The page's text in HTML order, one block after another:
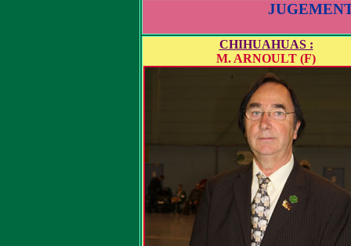
CHIHUAHUAS :
M. ARNOULT (F)